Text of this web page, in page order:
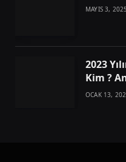
MAYIS 3, 2025
2023
Kim ?
OCAK 13,